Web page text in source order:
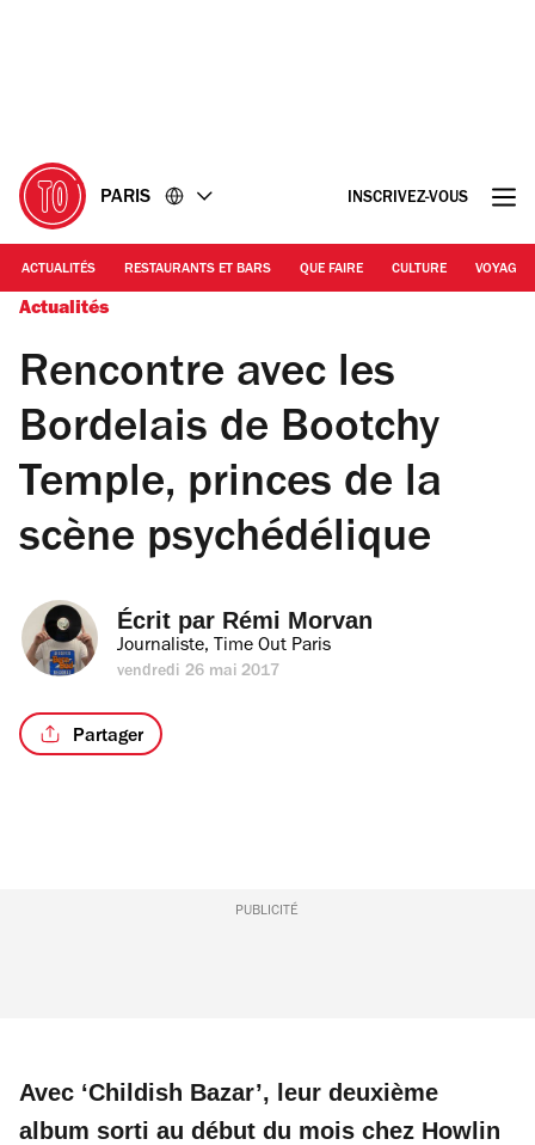
PARIS INSCRIVEZ-VOUS
ACTUALITÉS RESTAURANTS ET BARS QUE FAIRE CULTURE VOYAGE
Actualités
Rencontre avec les
Bordelais de Bootchy
Temple, princes de la
scène psychédélique
Écrit par Rémi Morvan
Journaliste, Time Out Paris
vendredi 26 mai 2017
Partager
PUBLICITÉ
Avec ‘Childish Bazar’, leur deuxième
album sorti au début du mois chez Howlin